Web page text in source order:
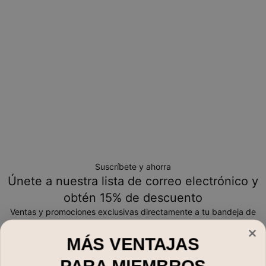
Suscríbete y ahorra
Únete a nuestra lista de correo electrónico y
obtén 15% de descuento
Ventas y promociones exclusivas directamente a tu bandeja de
Correo electrónico*MÁS VENTAJAS